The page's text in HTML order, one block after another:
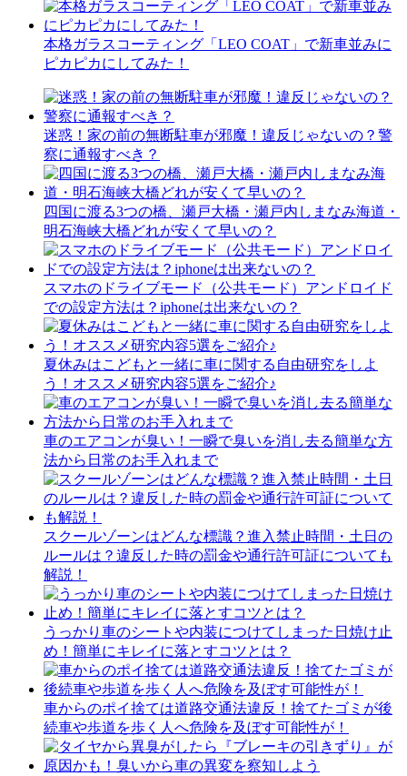
本格ガラスコーティング「LEO COAT」で新車並みに
ピカピカにしてみた！
迷惑！家の前の無断駐車が邪魔！違反じゃないの？警
察に通報すべき？
四国に渡る3つの橋、瀬戸大橋・瀬戸内しまなみ海道・
明石海峡大橋どれが安くて早いの？
スマホのドライブモード（公共モード）アンドロイド
での設定方法は？iphoneは出来ないの？
夏休みはこどもと一緒に車に関する自由研究をしよ
う！オススメ研究内容5選をご紹介♪
車のエアコンが臭い！一瞬で臭いを消し去る簡単な方
法から日常のお手入れまで
スクールゾーンはどんな標識？進入禁止時間・土日の
ルールは？違反した時の罰金や通行許可証についても
解説！
うっかり車のシートや内装につけてしまった日焼け止
め！簡単にキレイに落とすコツとは？
車からのポイ捨ては道路交通法違反！捨てたゴミが後
続車や歩道を歩く人へ危険を及ぼす可能性が！